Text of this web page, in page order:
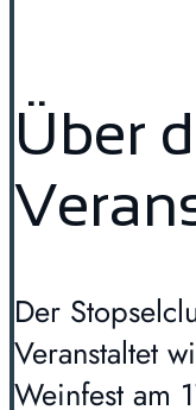
Über
Der
Veranstaltet
Weinfest am